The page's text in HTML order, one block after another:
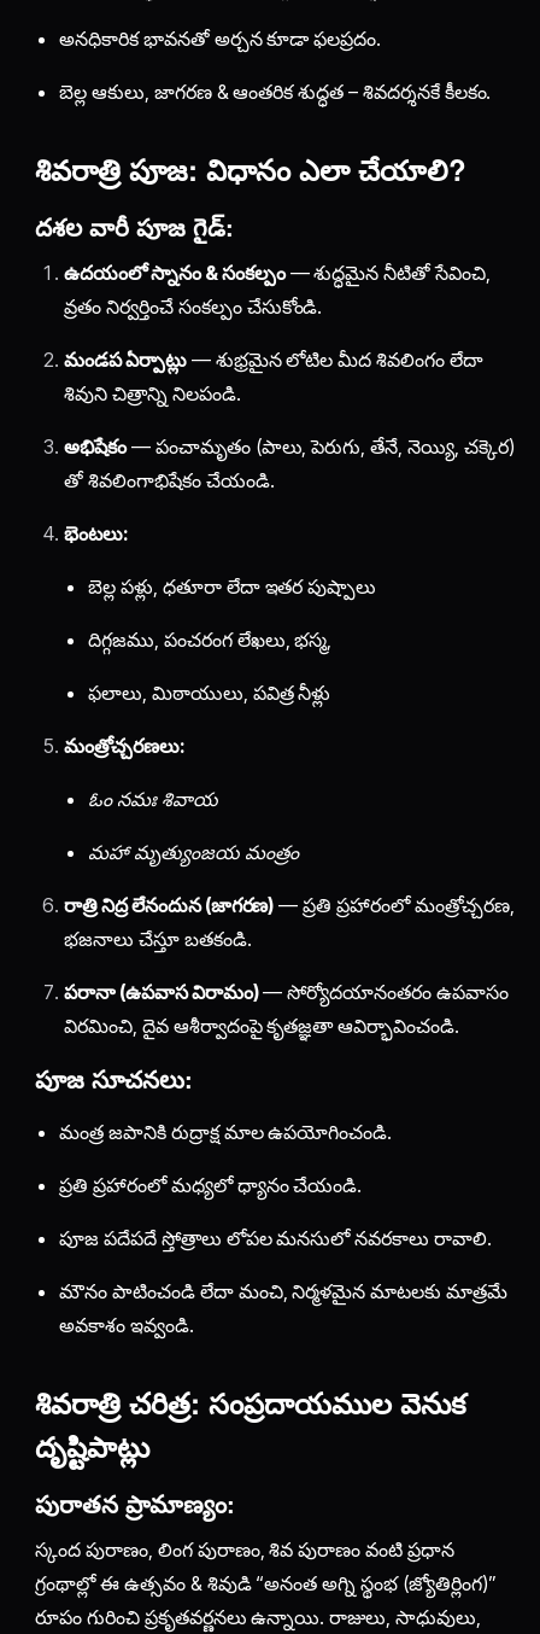
అనధికారిక భావనతో అర్చన కూడా ఫలప్రదం.
బెల్ల ఆకులు, జాగరణ & ఆంతరిక శుద్ధత – శివదర్శనకే కీలకం.
శివరాత్రి పూజ: విధానం ఎలా చేయాలి?
దశల వారీ పూజ గైడ్:
ఉదయంలో స్నానం & సంకల్పం— శుద్ధమైన నీటితో సేవించి,
వ్రతం నిర్వర్తించే సంకల్పం చేసుకోండి.
మండప ఏర్పాట్లు— శుభ్రమైన లోటిల మీద శివలింగం లేదా
శివుని చిత్రాన్ని నిలపండి.
అభిషేకం— పంచామృతం (పాలు, పెరుగు, తేనే, నెయ్యి, చక్కెర)
తో శివలింగాభిషేకం చేయండి.
భెంటలు:
బెల్ల పళ్లు, ధతూరా లేదా ఇతర పుష్పాలు
దిగ్గజము, పంచరంగ లేఖలు, భస్మ,
ఫలాలు, మిఠాయులు, పవిత్ర నీళ్లు
మంత్రోచ్చరణలు:
ఓం నమః శివాయ
మహా మృత్యుంజయ మంత్రం
రాత్రి నిద్ర లేనందున (జాగరణ) — ప్రతి ప్రహారంలో మంత్రోచ్చరణ,
భజనాలు చేస్తూ బతకండి.
పరానా (ఉపవాస విరామం)— సోర్యోదయానంతరం ఉపవాసం
విరమించి, దైవ ఆశీర్వాదంపై కృతజ్ఞతా ఆవిర్భావించండి.
పూజ సూచనలు:
మంత్ర జపానికి రుద్రాక్ష మాల ఉపయోగించండి.
ప్రతి ప్రహారంలో మధ్యలో ధ్యానం చేయండి.
పూజ పదేపదే స్తోత్రాలు లోపల మనసులో నవరకాలు రావాలి.
మౌనం పాటించండి లేదా మంచి, నిర్మళమైన మాటలకు మాత్రమే
అవకాశం ఇవ్వండి.
శివరాత్రి చరిత్ర: సంప్రదాయముల వెనుక
దృష్టిపాట్లు
పురాతన ప్రామాణ్యం:
స్కంద పురాణం, లింగ పురాణం, శివ పురాణం వంటి ప్రధాన
గ్రంథాల్లో ఈ ఉత్సవం & శివుడి “అనంత అగ్ని స్థంభ (జ్యోతిర్లింగ)”
రూపం గురించి ప్రకృతవర్ణనలు ఉన్నాయి. రాజులు, సాధువులు,